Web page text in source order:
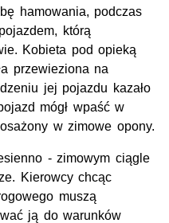
hamowania, podczas
którą
Kobieta pod opieką
przewieziona na
jej pojazdu kazało
mógł wpaść w
w zimowe opony.
- zimowym ciągle
Kierowcy chcąc
muszą
ją do warunków